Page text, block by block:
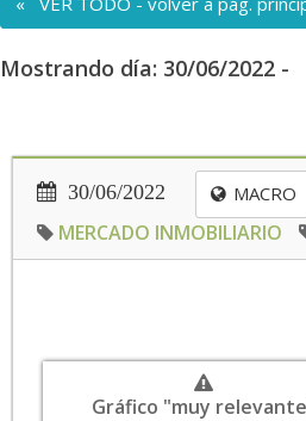
Mostrando día: 30/06/2022 -
30/06/2022 MACRO
MERCADO INMOBILIARIO
Gráfico "muy